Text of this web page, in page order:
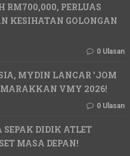
RM700,000, PERLUAS
KESIHATAN GOLONGAN
0 Ulasan
MYDIN LANCAR 'JOM
VMY 2026!
0 Ulasan
SEPAK DIDIK ATLET
MASA DEPAN!